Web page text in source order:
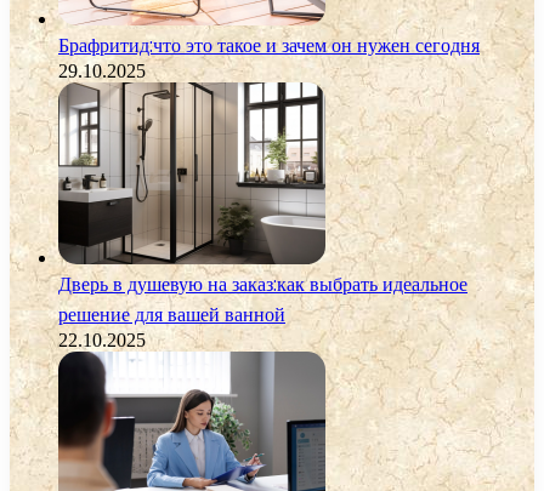
Брафритид:что это такое и зачем он нужен сегодня
29.10.2025
Дверь в душевую на заказ:как выбрать идеальное
решение для вашей ванной
22.10.2025